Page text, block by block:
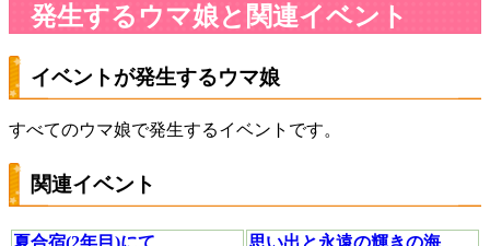
発生するウマ娘と関連イベント
イベントが発生するウマ娘
すべてのウマ娘で発生するイベントです。
関連イベント
夏合宿(2年目)にて
思い出と永遠の輝きの海